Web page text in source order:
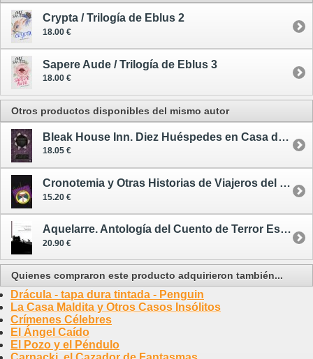
Crypta / Trilogía de Eblus 2
18.00 €
Sapere Aude / Trilogía de Eblus 3
18.00 €
Otros productos disponibles del mismo autor
Bleak House Inn. Diez Huéspedes en Casa de Dickens
18.05 €
Cronotemia y Otras Historias de Viajeros del Tiempo
15.20 €
Aquelarre. Antología del Cuento de Terror Español Actual
20.90 €
Quienes compraron este producto adquirieron también...
Drácula - tapa dura tintada - Penguin
La Casa Maldita y Otros Casos Insólitos
Crímenes Célebres
El Ángel Caído
El Pozo y el Péndulo